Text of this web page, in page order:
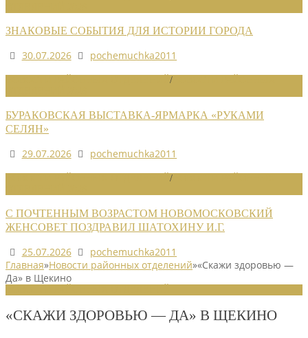
ЗНАКОВЫЕ СОБЫТИЯ ДЛЯ ИСТОРИИ ГОРОДА
30.07.2026
pochemuchka2011
/
БУРАКОВСКАЯ ВЫСТАВКА-ЯРМАРКА «РУКАМИ
СЕЛЯН»
29.07.2026
pochemuchka2011
/
С ПОЧТЕННЫМ ВОЗРАСТОМ НОВОМОСКОВСКИЙ
ЖЕНСОВЕТ ПОЗДРАВИЛ ШАТОХИНУ И.Г.
25.07.2026
pochemuchka2011
Главная»Новости районных отделений»«Скажи здоровью —
Да» в Щекино
«СКАЖИ ЗДОРОВЬЮ — ДА» В ЩЕКИНО